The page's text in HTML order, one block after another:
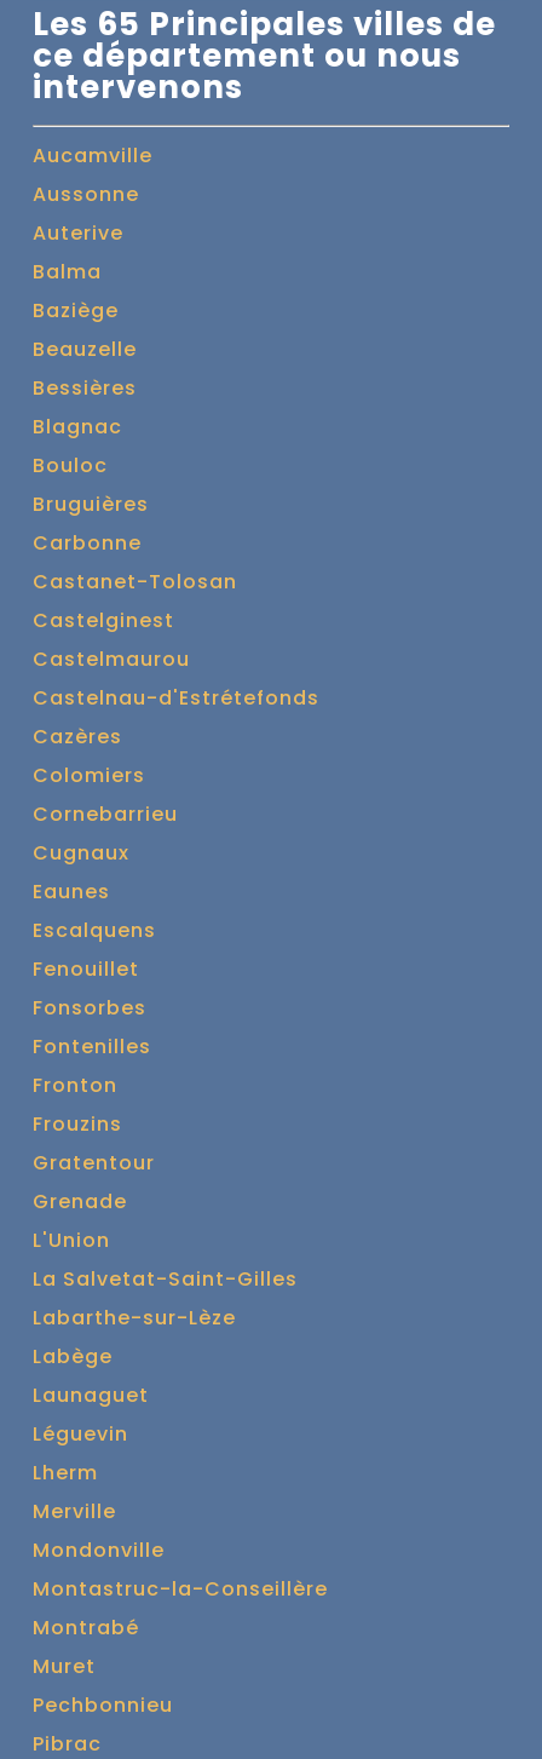
Les 65 Principales villes de
ce département ou nous
intervenons
Aucamville
Aussonne
Auterive
Balma
Baziège
Beauzelle
Bessières
Blagnac
Bouloc
Bruguières
Carbonne
Castanet-Tolosan
Castelginest
Castelmaurou
Castelnau-d'Estrétefonds
Cazères
Colomiers
Cornebarrieu
Cugnaux
Eaunes
Escalquens
Fenouillet
Fonsorbes
Fontenilles
Fronton
Frouzins
Gratentour
Grenade
L'Union
La Salvetat-Saint-Gilles
Labarthe-sur-Lèze
Labège
Launaguet
Léguevin
Lherm
Merville
Mondonville
Montastruc-la-Conseillère
Montrabé
Muret
Pechbonnieu
Pibrac